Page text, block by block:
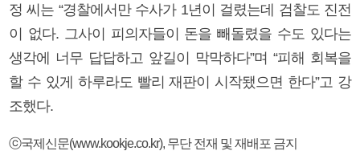
정 씨는 “경찰에서만 수사가 1년이 걸렸는데 검찰도 진전
이 없다. 그사이 피의자들이 돈을 빼돌렸을 수도 있다는
생각에 너무 답답하고 앞길이 막막하다”며 “피해 회복을
할 수 있게 하루라도 빨리 재판이 시작됐으면 한다”고 강
조했다.
ⓒ국제신문(www.kookje.co.kr), 무단 전재 및 재배포 금지